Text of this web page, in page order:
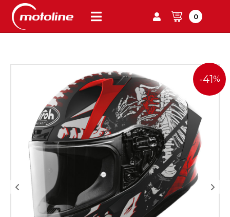
0
-41%